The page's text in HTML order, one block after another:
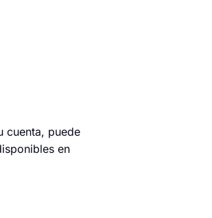
cuenta, puede
en